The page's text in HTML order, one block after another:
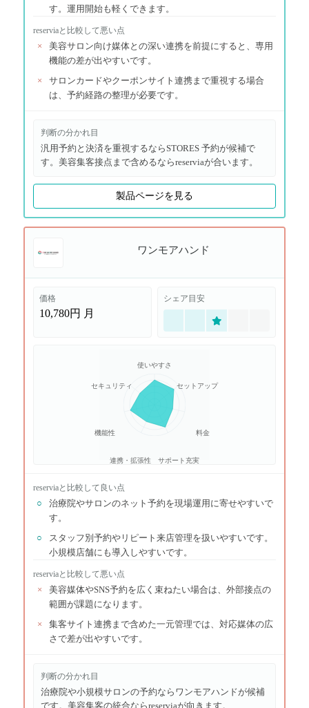
す。運用開始も軽くできます。
reserviaと比較して悪い点
×
美容サロン向け媒体との深い連携を前提にすると、専用
機能の差が出やすいです。
×
サロンカードやクーポンサイト連携まで重視する場合
は、予約経路の整理が必要です。
判断の分かれ目
汎用予約と決済を重視するならSTORES 予約が候補で
す。美容集客接点まで含めるならreserviaが合います。
製品ページを見る
ワンモアハンド
価格
10,780円 月
シェア目安
使いやすさ
セットアップ
料金
サポート充実
連携・拡張性
機能性
セキュリティ
reserviaと比較して良い点
○
治療院やサロンのネット予約を現場運用に寄せやすいで
す。
○
スタッフ別予約やリピート来店管理を扱いやすいです。
小規模店舗にも導入しやすいです。
reserviaと比較して悪い点
×
美容媒体やSNS予約を広く束ねたい場合は、外部接点の
範囲が課題になります。
×
集客サイト連携まで含めた一元管理では、対応媒体の広
さで差が出やすいです。
判断の分かれ目
治療院や小規模サロンの予約ならワンモアハンドが候補
です。美容集客の統合ならreserviaが向きます。